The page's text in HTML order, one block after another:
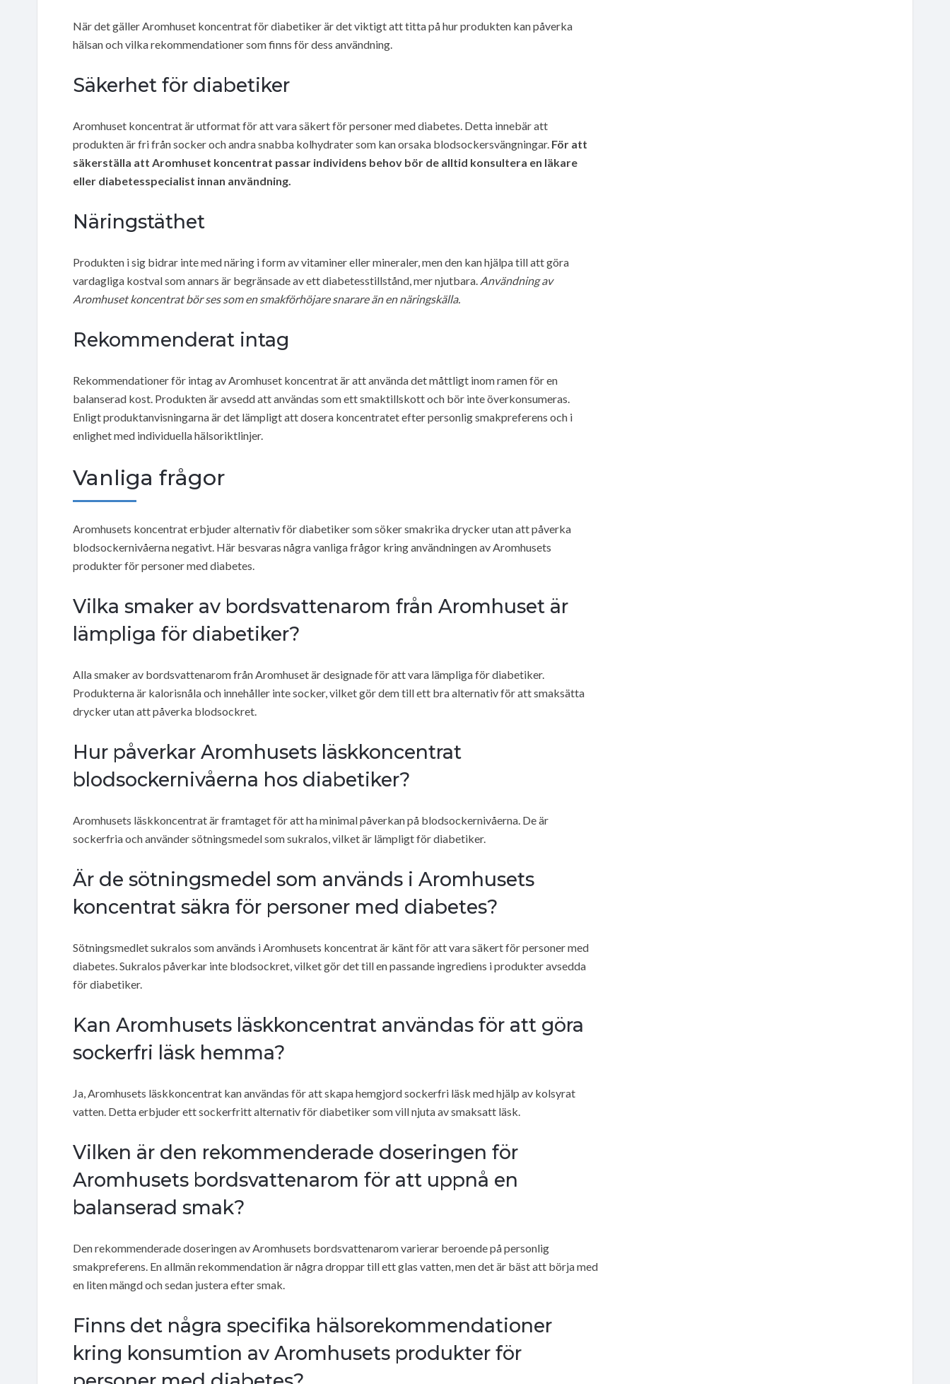
När det gäller Aromhuset koncentrat för diabetiker är det viktigt att titta på hur produkten kan påverka
hälsan och vilka rekommendationer som finns för dess användning.
Säkerhet för diabetiker
Aromhuset koncentrat är utformat för att vara säkert för personer med diabetes. Detta innebär att
produkten är fri från socker och andra snabba kolhydrater som kan orsaka blodsockersvängningar. För att
säkerställa att Aromhuset koncentrat passar individens behov bör de alltid konsultera en läkare
eller diabetesspecialist innan användning.
Näringstäthet
Produkten i sig bidrar inte med näring i form av vitaminer eller mineraler, men den kan hjälpa till att göra
vardagliga kostval som annars är begränsade av ett diabetesstillstånd, mer njutbara. Användning av
Aromhuset koncentrat bör ses som en smakförhöjare snarare än en näringskälla.
Rekommenderat intag
Rekommendationer för intag av Aromhuset koncentrat är att använda det måttligt inom ramen för en
balanserad kost. Produkten är avsedd att användas som ett smaktillskott och bör inte överkonsumeras.
Enligt produktanvisningarna är det lämpligt att dosera koncentratet efter personlig smakpreferens och i
enlighet med individuella hälsoriktlinjer.
Vanliga frågor
Aromhusets koncentrat erbjuder alternativ för diabetiker som söker smakrika drycker utan att påverka
blodsockernivåerna negativt. Här besvaras några vanliga frågor kring användningen av Aromhusets
produkter för personer med diabetes.
Vilka smaker av bordsvattenarom från Aromhuset är
lämpliga för diabetiker?
Alla smaker av bordsvattenarom från Aromhuset är designade för att vara lämpliga för diabetiker.
Produkterna är kalorisnåla och innehåller inte socker, vilket gör dem till ett bra alternativ för att smaksätta
drycker utan att påverka blodsockret.
Hur påverkar Aromhusets läskkoncentrat
blodsockernivåerna hos diabetiker?
Aromhusets läskkoncentrat är framtaget för att ha minimal påverkan på blodsockernivåerna. De är
sockerfria och använder sötningsmedel som sukralos, vilket är lämpligt för diabetiker.
Är de sötningsmedel som används i Aromhusets
koncentrat säkra för personer med diabetes?
Sötningsmedlet sukralos som används i Aromhusets koncentrat är känt för att vara säkert för personer med
diabetes. Sukralos påverkar inte blodsockret, vilket gör det till en passande ingrediens i produkter avsedda
för diabetiker.
Kan Aromhusets läskkoncentrat användas för att göra
sockerfri läsk hemma?
Ja, Aromhusets läskkoncentrat kan användas för att skapa hemgjord sockerfri läsk med hjälp av kolsyrat
vatten. Detta erbjuder ett sockerfritt alternativ för diabetiker som vill njuta av smaksatt läsk.
Vilken är den rekommenderade doseringen för
Aromhusets bordsvattenarom för att uppnå en
balanserad smak?
Den rekommenderade doseringen av Aromhusets bordsvattenarom varierar beroende på personlig
smakpreferens. En allmän rekommendation är några droppar till ett glas vatten, men det är bäst att börja med
en liten mängd och sedan justera efter smak.
Finns det några specifika hälsorekommendationer
kring konsumtion av Aromhusets produkter för